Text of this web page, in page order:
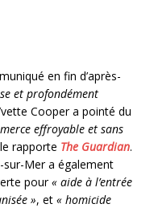
en fin d’après-
et profondément
Cooper a pointé du
effroyable et sans
rapporte The Guardian.
Mer a également
pour« aide à l’entrée
», et « homicide